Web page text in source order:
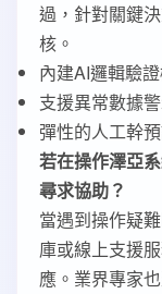
過，針對關鍵
核。
內建AI邏輯驗
支援異常數據
彈性的人工幹
若在操作澤亞
尋求協助？
當遇到操作疑
庫或線上支援
應。業界專家